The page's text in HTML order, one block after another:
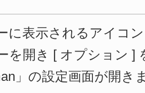
に表示されるアイコ
を開き [ オプション ]
」の設定画面が開き